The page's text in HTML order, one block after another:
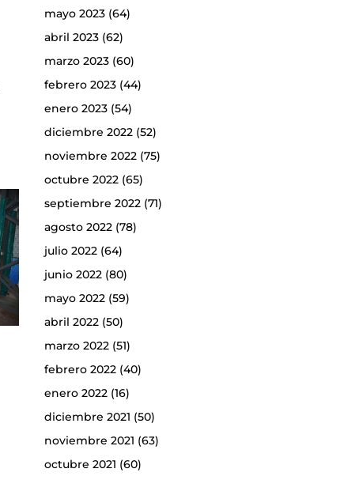
mayo 2023(64)
abril 2023(62)
marzo 2023(60)
febrero 2023(44)
enero 2023(54)
diciembre 2022(52)
noviembre 2022(75)
octubre 2022(65)
septiembre 2022(71)
agosto 2022(78)
julio 2022(64)
junio 2022(80)
mayo 2022(59)
abril 2022(50)
marzo 2022(51)
febrero 2022(40)
enero 2022(16)
diciembre 2021 (50)
noviembre 2021 (63)
octubre 2021 (60)